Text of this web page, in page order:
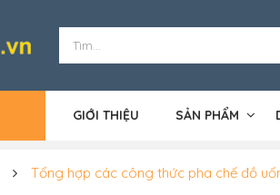
GIỚI THIỆU SẢN PHẨM
Tổng hợp các công thức pha chế đồ